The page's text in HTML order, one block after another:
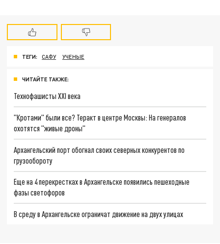
ТЕГИ: САФУ УЧЕНЫЕ
ЧИТАЙТЕ ТАКЖЕ:
Технофашисты XXI века
"Кротами" были все? Теракт в центре Москвы: На генералов
охотятся "живые дроны"
Архангельский порт обогнал своих северных конкурентов по
грузообороту
Еще на 4 перекрестках в Архангельске появились пешеходные
фазы светофоров
В среду в Архангельске ограничат движение на двух улицах